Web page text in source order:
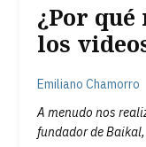
¿Por
los
Emiliano Chamorro
A menudo nos
fundador de